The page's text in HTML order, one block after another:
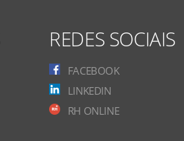
REDES SOCIAIS
FACEBOOK
LINKEDIN
RH ONLINE